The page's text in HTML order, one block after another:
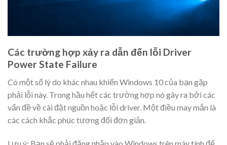
Các trường hợp xảy ra dẫn đến lỗi Driver
Power State Failure
Có một số lý do khác nhau khiến Windows 10 của bạn gặp
phải lỗi này. Trong hầu hết các trường hợp nó gây ra bởi các
vấn đề về cài đặt nguồn hoặc lỗi driver. Một điều may mắn là
các cách khắc phục tương đối đơn giản.
Lưu ý: Bạn sẽ phải đăng nhập vào Windows trên máy tính để